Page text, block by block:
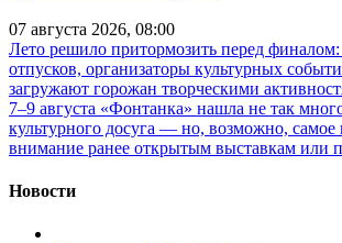
07 августа 2026, 08:00
Лето решило притормозить перед финалом:
отпусков, организаторы культурных
загружают горожан творческими
7–9 августа «Фонтанка» нашла не так
культурного досуга — но, возможно, самое
внимание ранее открытым выставкам или
Новости